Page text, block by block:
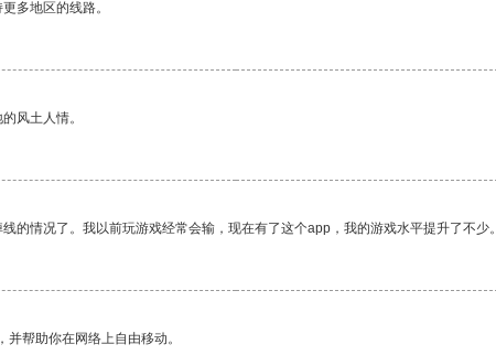
多地区的线路。
风土人情。
的情况了。我以前玩游戏经常会输，现在有了这个app，我的游戏水平提升了不少。
帮助你在网络上自由移动。